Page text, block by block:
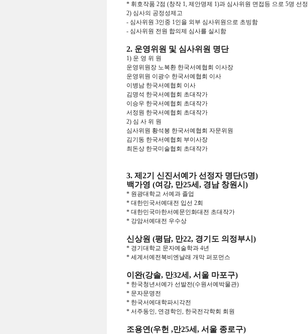
* 휘호작품 2점 (창작 1, 제안명제 1)과 심사위원 면접등 으로 5명 선정
2) 심사의 공정성제고
- 심사위원 3인중 1인을 외부 심사위원으로 초빙함
- 심사위원 전원 합의제 심사를 실시함
2. 운영위원 및 심사위원 명단
1) 운 영 위 원
운영위원장 노복환 한국서예협회 이사장
운영위원 이광수 한국서예협회 이사
이병남 한국서예협회 이사
김명석 한국서예협회 초대작가
이승우 한국서예협회 초대작가
서정원 한국서예협회 초대작가
2) 심 사 위 원
심사위원 황석봉 한국서예협회 자문위원
김기동 한국서예협회 부이사장
최돈상 한국미술협회 초대작가
3. 제2기 신진서예가 선정자 명단(5명)
백가영 (여강, 만25세, 경남 창원시)
* 원광대학교 서예과 졸업
* 대한민국서예대전 입선 2회
* 대한민국마한서예문인화대전 초대작가
* 강암서예대전 우수상
신상원 (평담, 만22, 경기도 의정부시)
* 경기대학교 문자예술학과 4년
* 세계서예전북비엔날래 개막 퍼포먼스
이완(강솔, 만32세, 서울 마포구)
* 한국청년서예가 선발전(수원서예박물관)
* 문자문명전
* 한국서에대학파시각전
* 서주동인, 연경학인, 한국전각학회 회원
조용연(우헌 ,만25세, 서울 종로구)